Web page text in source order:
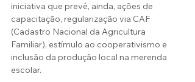
iniciativa que prevê, ainda, ações de
capacitação, regularização via CAF
(Cadastro Nacional da Agricultura
Familiar), estímulo ao cooperativismo e
inclusão da produção local na merenda
escolar.